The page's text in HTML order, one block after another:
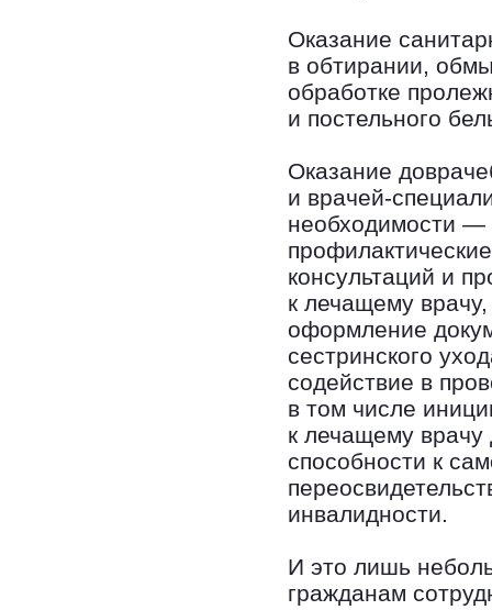
Оказание
в обтирании,
обработке
и постельного
Оказание
и врачей-
необходимости —
консультаций и
к лечащему
оформление
сестринского
содействие в
в том числе
к лечащему врачу
способности к
инвалидности.
И это лишь
гражданам